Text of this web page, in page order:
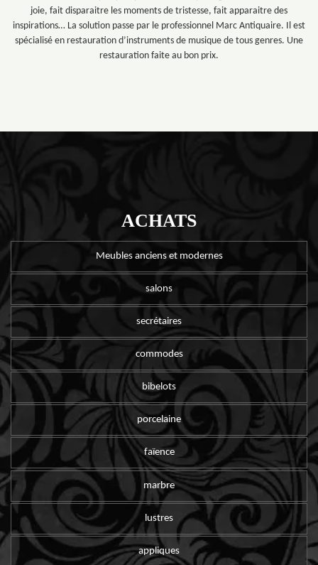
joie, fait disparaitre les moments de tristesse, fait apparaitre des
inspirations… La solution passe par le professionnel Marc Antiquaire. Il est
spécialisé en restauration d’instruments de musique de tous genres. Une
restauration faite au bon prix.
ACHATS
Meubles anciens et modernes
salons
secrétaires
commodes
bibelots
porcelaine
faïence
marbre
lustres
appliques